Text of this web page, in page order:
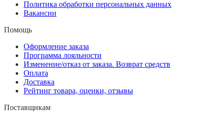
Политика обработки персональных данных
Вакансии
Помощь
Оформление заказа
Программа лояльности
Изменение/отказ от заказа. Возврат средств
Оплата
Доставка
Рейтинг товара, оценки, отзывы
Поставщикам